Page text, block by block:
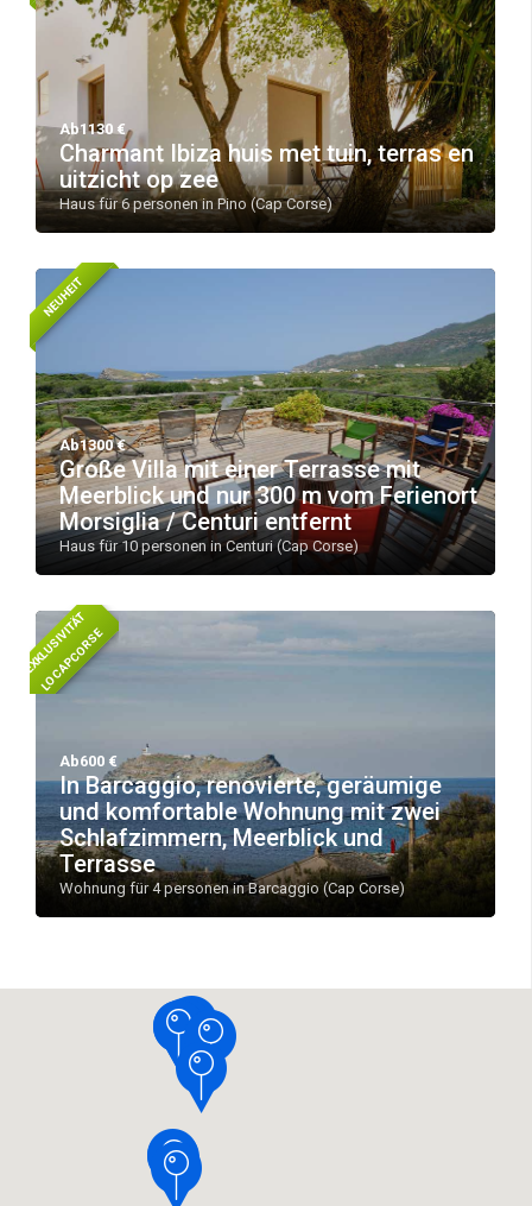
Ab1130 €
Charmant Ibiza huis met tuin, terras en
uitzicht op zee
Haus für 6 personen in Pino (Cap Corse)
NEUHEIT
Ab1300 €
Große Villa mit einer Terrasse mit
Meerblick und nur 300 m vom Ferienort
Morsiglia / Centuri entfernt
Haus für 10 personen in Centuri (Cap Corse)
E
X
K
L
U
S
I
V
I
T
Ä
T
L
O
C
A
P
C
O
R
S
E
Ab600 €
In Barcaggio, renovierte, geräumige
und komfortable Wohnung mit zwei
Schlafzimmern, Meerblick und
Terrasse
Wohnung für 4 personen in Barcaggio (Cap Corse)